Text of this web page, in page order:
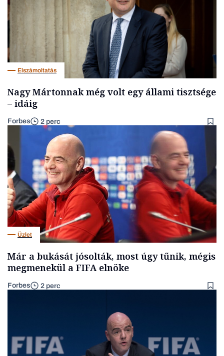
Elszámoltatás
Nagy Mártonnak még volt egy állami tisztsége
– idáig
Forbes 2 perc
Üzlet
Már a bukását jósolták, most úgy tűnik, mégis
megmenekül a FIFA elnöke
Forbes 2 perc